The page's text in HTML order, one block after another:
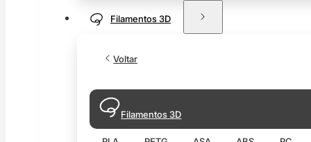
Filamentos 3D
Voltar
Filamentos 3D